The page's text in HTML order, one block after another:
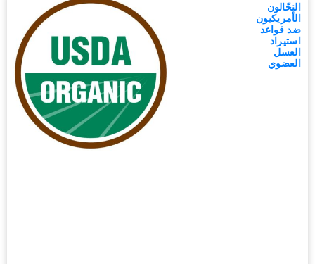
النحّالون
الأمريكيون
ضد قواعد
استيراد
العسل
العضوي